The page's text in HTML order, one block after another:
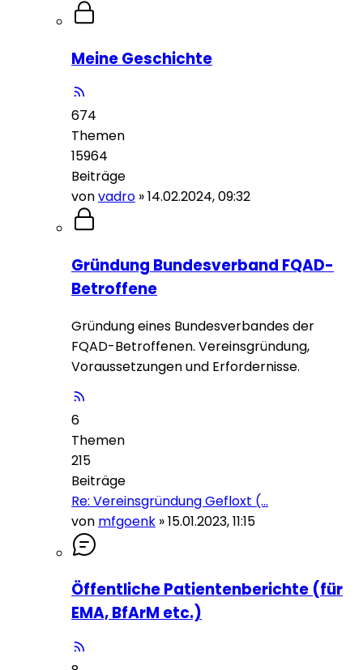
Meine Geschichte
674
Themen
15964
Beiträge
vonvadro »14.02.2024, 09:32
Gründung Bundesverband FQAD-
Betroffene
Gründung eines Bundesverbandes der
FQAD-Betroffenen. Vereinsgründung,
Voraussetzungen und Erfordernisse.
6
Themen
215
Beiträge
Re: Vereinsgründung Gefloxt (…
von mfgoenk »15.01.2023, 11:15
Öffentliche Patientenberichte (für
EMA, BfArM etc.)